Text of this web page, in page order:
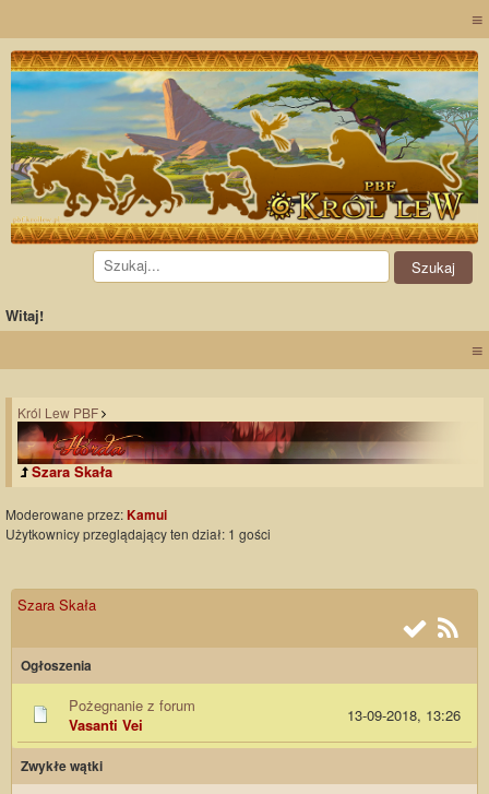
≡
Witaj!
≡
Król Lew PBF
Szara Skała
Moderowane przez:Kamui
Użytkownicy przeglądający ten dział: 1 gości
Szara Skała
Ogłoszenia
Pożegnanie z forum
Vasanti Vei
13-09-2018, 13:26
Zwykłe wątki